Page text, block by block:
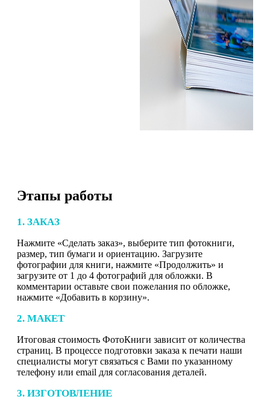
Этапы работы
1. ЗАКАЗ
Нажмите «Сделать заказ», выберите тип фотокниги,
размер, тип бумаги и ориентацию. Загрузите
фотографии для книги, нажмите «Продолжить» и
загрузите от 1 до 4 фотографий для обложки. В
комментарии оставьте свои пожелания по обложке,
нажмите «Добавить в корзину».
2. МАКЕТ
Итоговая стоимость ФотоКниги зависит от количества
страниц. В процессе подготовки заказа к печати наши
специалисты могут связаться с Вами по указанному
телефону или email для согласования деталей.
3. ИЗГОТОВЛЕНИЕ